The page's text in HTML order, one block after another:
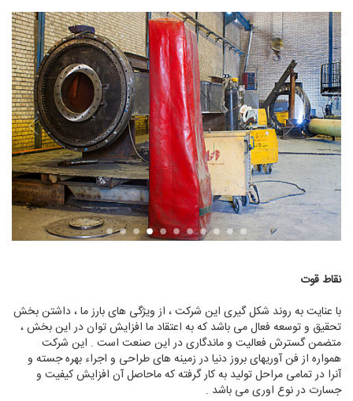
نقاط قوت
با عنايت به روند شکل گيری اين شرکت ، از ويژگی های بارز ما ، داشتن بخش
تحقيق و توسعه فعال می باشد که به اعتقاد ما افزايش توان در اين بخش ،
متضمن گسترش فعاليت و ماندگاری در اين صنعت است . اين شرکت
همواره از فن آوريهای بروز دنيا در زمينه های طراحی و اجراء بهره جسته و
آنرا در تمامی مراحل توليد به کار گرفته که ماحاصل آن افزايش کيفيت و
جسارت در نوع اوری می باشد .